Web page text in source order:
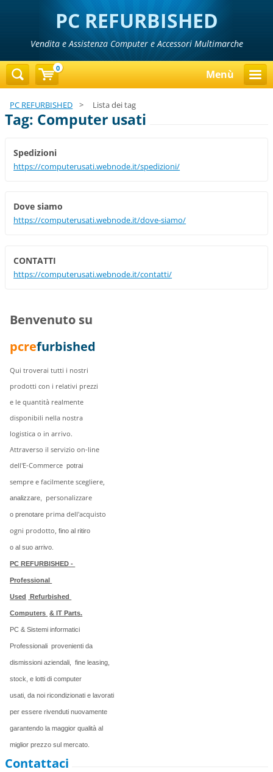
PC REFURBISHED
Vendita e Assistenza Computer e Accessori Multimarche
Menù
PC REFURBISHED > Lista dei tag
Tag: Computer usati
Spedizioni
https://computerusati.webnode.it/spedizioni/
Dove siamo
https://computerusati.webnode.it/dove-siamo/
CONTATTI
https://computerusati.webnode.it/contatti/
Benvenuto su
pcrefurbished
Qui troverai tutti i nostri
prodotti con i relativi prezzi
e le quantità realmente
disponibili nella nostra
logistica o in arrivo.
Attraverso il servizio on-line
dell'E-Commerce potrai
sempre e facilmente scegliere,
analizzare, personalizzare
o prenotare prima dell'acquisto
ogni prodotto, fino al ritiro
o al suo arrivo.
PC REFURBISHED -
Professional
Used Refurbished
Computers & IT Parts.
PC & Sistemi informatici
Professionali provenienti da
dismissioni aziendali, fine leasing,
stock, e lotti di computer
usati, da noi ricondizionati e lavorati
per essere rivenduti nuovamente
garantendo la maggior qualità al
miglior prezzo sul mercato.
Contattaci
0